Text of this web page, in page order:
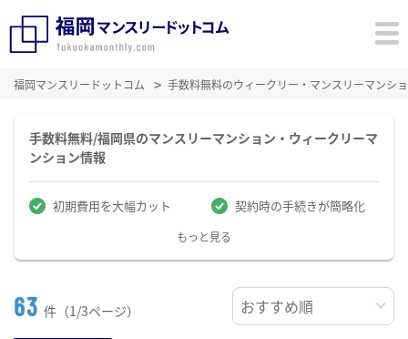
福岡マンスリードットコム 手数料無料のウィークリー・マンスリーマンシ
手数料無料/福岡県のマンスリーマンション・ウィークリーマ
ンション情報
初期費用を大幅カット 契約時の手続きが簡略化
もっと見る
63 件（1/3ページ）